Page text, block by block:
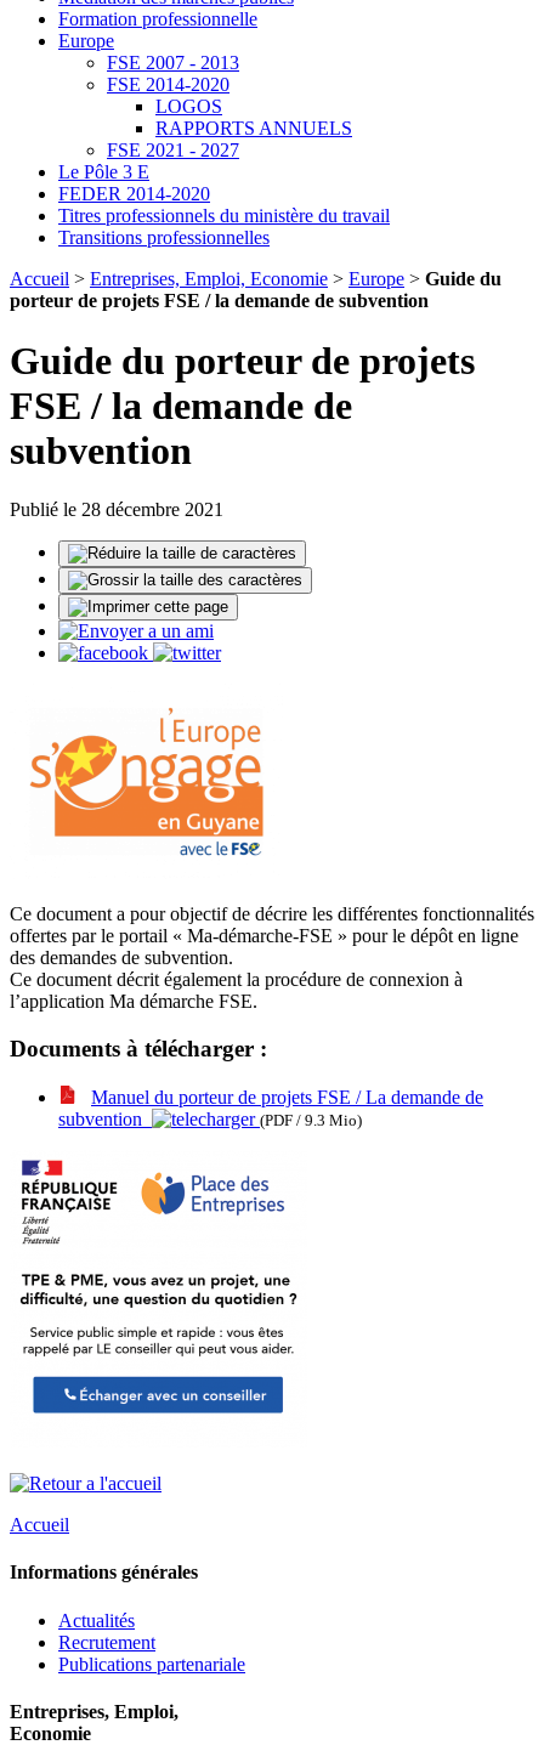
Formation professionnelle
Europe
FSE 2007 - 2013
FSE 2014-2020
LOGOS
RAPPORTS ANNUELS
FSE 2021 - 2027
Le Pôle 3 E
FEDER 2014-2020
Titres professionnels du ministère du travail
Transitions professionnelles
Accueil > Entreprises, Emploi, Economie > Europe > Guide du
porteur de projets FSE / la demande de subvention
Guide du porteur de projets
FSE / la demande de
subvention
Publié le 28 décembre 2021
Ce document a pour objectif de décrire les différentes fonctionnalités
offertes par le portail « Ma-démarche-FSE » pour le dépôt en ligne
des demandes de subvention.
Ce document décrit également la procédure de connexion à
l’application Ma démarche FSE.
Documents à télécharger :
Manuel du porteur de projets FSE / La demande de
subvention
(PDF / 9.3 Mio)
Accueil
Informations générales
Actualités
Recrutement
Publications partenariale
Entreprises, Emploi,
Economie